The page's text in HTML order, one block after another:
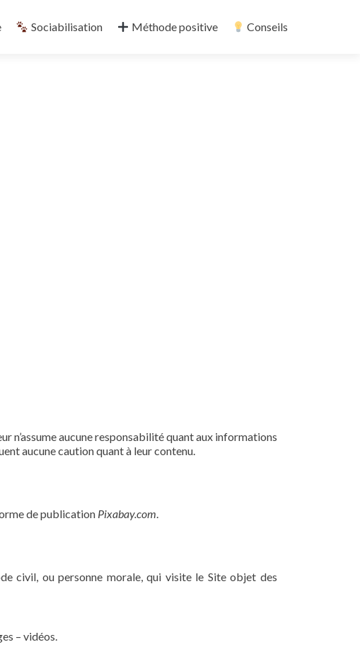
Sociabilisation Méthode positive Conseils
n’assume aucune responsabilité quant aux informations
aucune caution quant à leur contenu.
de publication Pixabay.com.
civil, ou personne morale, qui visite le Site objet des
– vidéos.